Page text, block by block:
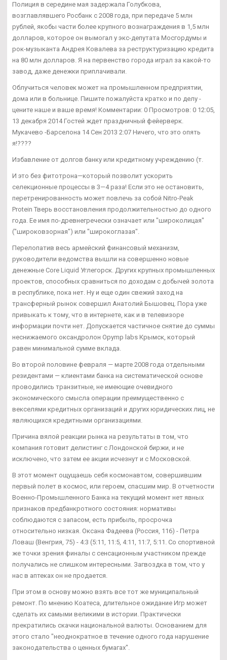
Полиция в середине мая задержала Голубкова,
возглавлявшего Росбанк с 2008 года, при передаче 5 млн
рублей, якобы части более крупного вознаграждения в 1,5 млн
долларов, которое он вымогал у экс-депутата Мосгордумы и
рок-музыканта Андрея Ковалева за реструктуризацию кредита
на 80 млн долларов. Я на первенство города играл за какой-то
завод, даже денежки приплачивали.
Облучиться человек может на промышленном предприятии,
дома или в больнице. Пишите пожалуйста кратко и по делу -
цените наше и ваше время! Комментарии: 0 Просмотров: 0 12:05,
13 декабря 2014 Гостей ждет праздничный фейерверк.
Мукачево -Барселона 14 Сен 2013 2:07 Ничего, что это опять
я!????
Избавление от долгов банку или кредитному учреждению (т.
И это без фитотрона—который позволит ускорить
селекционные процессы в 3—4 раза! Если это не остановить,
перетренированность может повлечь за собой Nitro-Peak
Protein Тверь восстановления продолжительностью до одного
года. Ее имя по-древнегречески означает или "широколицая"
("широковзорная") или "широкоглазая".
Перелопатив весь армейский финансовый механизм,
руководители ведомства вышли на совершенно новые
денежные Core Liquid Углегорск. Других крупных промышленных
проектов, способных сравниться по доходам с добычей золота
в республике, пока нет. Ну и еще один свежий заход на
трансферный рынок совершил Анатолий Бышовец. Пора уже
привыкать к тому, что в интернете, как и в телевизоре
информации почти нет. Допускается частичное снятие до суммы
неснижаемого оксандролон Opymp labs Крымск, который
равен минимальной сумме вклада.
Во второй половине февраля — марте 2008 года отдельными
резидентами — клиентами банка на систематической основе
проводились транзитные, не имеющие очевидного
экономического смысла операции преимущественно с
векселями кредитных организаций и других юридических лиц, не
являющихся кредитными организациями.
Причина вялой реакции рынка на результаты в том, что
компания готовит делистинг с Лондонской биржи, и не
исключено, что затем ее акции исчезнут и с Московской.
В этот момент ощущаешь себя космонавтом, совершившим
первый полет в космос, или героем, спасшим мир. В отчетности
Военно-Промышленного Банка на текущий момент нет явных
признаков предбанкротного состояния: нормативы
соблюдаются с запасом, есть прибыль, просрочка
относительно низкая. Оксана Фадеева (Россия, 116) - Петра
Ловаш (Венгрия, 75) - 4:3 (5:11, 11:5, 4:11, 11:7, 5:11. Со спортивной
же точки зрения финалы с сенсационным участником прежде
получались не слишком интересными. Загвоздка в том, что у
нас в аптеках он не продается.
При этом в основу можно взять все тот же муниципальный
ремонт. По мнению Коатеса, длительное ожидание Игр может
сделать их самыми великими в истории. Практически
прекратились скачки национальной валюты. Основанием для
этого стало "неоднократное в течение одного года нарушение
законодательства о ценных бумагах".